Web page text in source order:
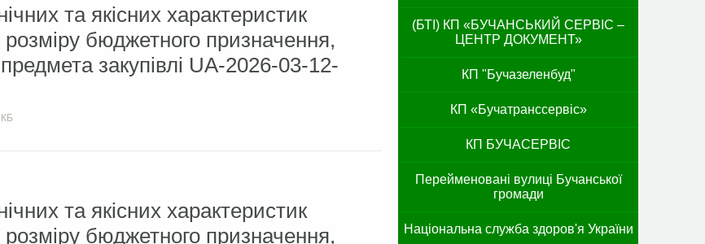
та якісних характеристик
розміру бюджетного призначення,
предмета закупівлі UA-2026-03-12-
та якісних характеристик
розміру бюджетного призначення,
(БТІ) КП «БУЧАНСЬКИЙ СЕРВІС –
ЦЕНТР ДОКУМЕНТ»
КП "Бучазеленбуд"
КП «Бучатранссервіс»
КП БУЧАСЕРВІС
Перейменовані вулиці Бучанської
громади
Національна служба здоров'я України